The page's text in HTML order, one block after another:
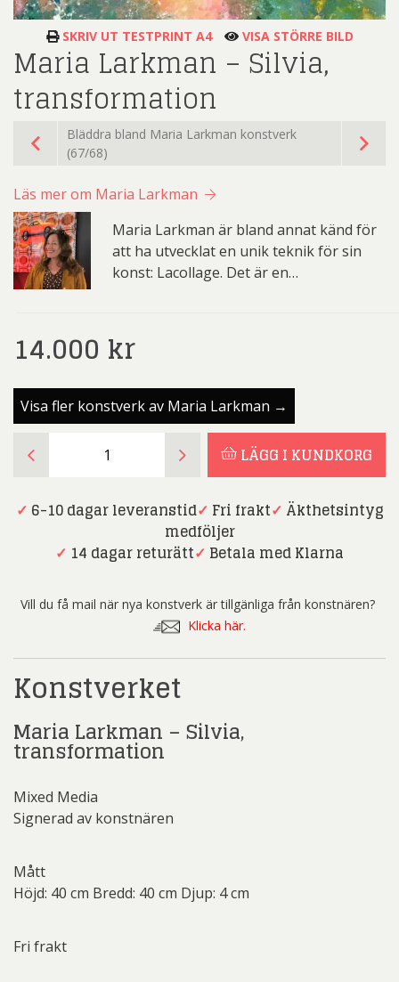
SKRIV UT TESTPRINT A4 VISA STÖRRE BILD
Maria Larkman – Silvia,
transformation
Bläddra bland Maria Larkman konstverk
(67/68)
Läs mer om Maria Larkman
Maria Larkman är bland annat känd för
att ha utvecklat en unik teknik för sin
konst: Lacollage. Det är en…
14.000 kr
Visa fler konstverk av Maria Larkman →
Larkman
Silvia,
mängd
LÄGG I KUNDKORG
✓ 6-10 dagar leveranstid✓ Fri frakt✓ Äkthetsintyg
medföljer
✓ 14 dagar returätt✓ Betala med Klarna
Vill du få mail när nya konstverk är tillgänliga från konstnären?
Klicka här.
Konstverket
Maria Larkman – Silvia,
transformation
Mixed Media
Signerad av konstnären
Mått
Höjd: 40 cm Bredd: 40 cm Djup: 4 cm
Fri frakt